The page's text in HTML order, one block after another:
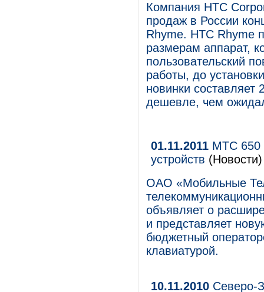
Компания HTC
продаж в России
Rhyme. HTC Rhyme
размерам аппарат,
пользовательский
работы, до
новинки составляет
дешевле, чем
01.11.2011 МТС 650
устройств (Новости)
ОАО «Мобильные
объявляет о
и представляет
бюджетный
клавиатурой.
10.11.2010 Северо-